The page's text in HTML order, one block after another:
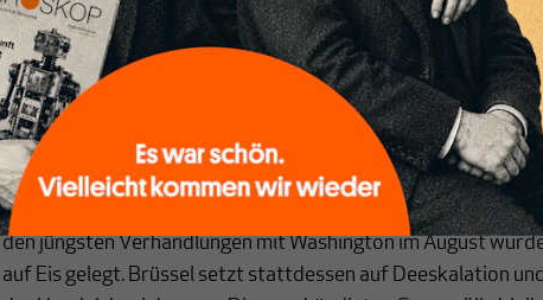
deutsche Industrie. Andere Studien bestätigen, dass ein
Industrieunternehmen bereits
dies plant. Neben geopolitischen Risiken sind es vor allem
eine schwache Infrastruktur, die die Wettbewerbsfähigkeit
Vor diesem Hintergrund wiegt schwer, dass die europäische
mögliches Instrument verzichtet hat: Als Reaktion auf die
im Sommer Gegenzölle im Umfang von rund 93 Milliarden
den jüngsten Verhandlungen mit Washington im August
auf Eis gelegt. Brüssel setzt stattdessen auf Deeskalation